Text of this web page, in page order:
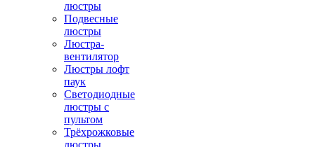
люстры
Подвесные
люстры
Люстра-
вентилятор
Люстры лофт
паук
Светодиодные
люстры с
пультом
Трёхрожковые
люстры